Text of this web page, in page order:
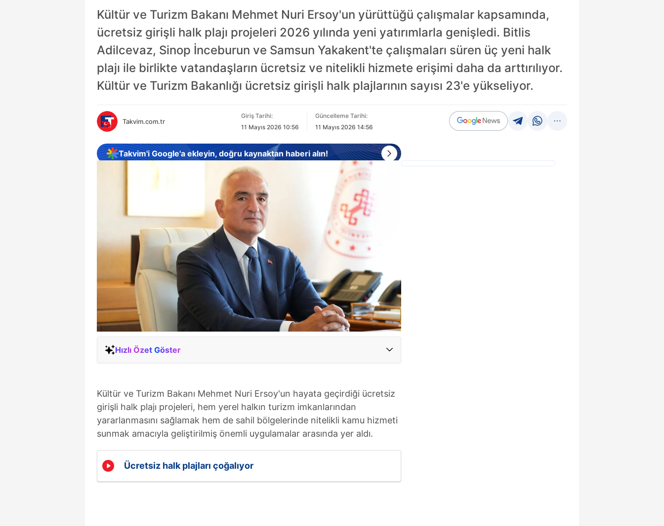
Kültür ve Turizm Bakanı Mehmet Nuri Ersoy'un yürüttüğü çalışmalar kapsamında,
ücretsiz girişli halk plajı projeleri 2026 yılında yeni yatırımlarla genişledi. Bitlis
Adilcevaz, Sinop İnceburun ve Samsun Yakakent'te çalışmaları süren üç yeni halk
plajı ile birlikte vatandaşların ücretsiz ve nitelikli hizmete erişimi daha da arttırılıyor.
Kültür ve Turizm Bakanlığı ücretsiz girişli halk plajlarının sayısı 23'e yükseliyor.
Takvim.com.tr
Giriş Tarihi:
11 Mayıs 2026 10:56
Güncelleme Tarihi:
11 Mayıs 2026 14:56
Takvim'i Google'a ekleyin, doğru kaynaktan haberi alın!
Hızlı Özet Göster
Kültür ve Turizm Bakanı Mehmet Nuri Ersoy'un hayata geçirdiği ücretsiz
girişli halk plajı projeleri, hem yerel halkın turizm imkanlarından
yararlanmasını sağlamak hem de sahil bölgelerinde nitelikli kamu hizmeti
sunmak amacıyla geliştirilmiş önemli uygulamalar arasında yer aldı.
Ücretsiz halk plajları çoğalıyor